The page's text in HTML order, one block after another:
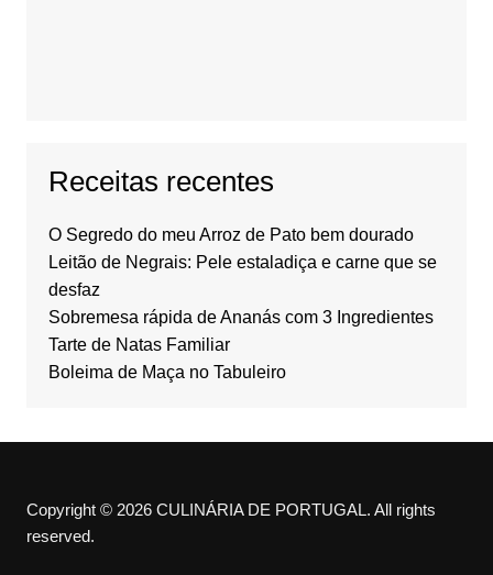
Receitas recentes
O Segredo do meu Arroz de Pato bem dourado
Leitão de Negrais: Pele estaladiça e carne que se
desfaz
Sobremesa rápida de Ananás com 3 Ingredientes
Tarte de Natas Familiar
Boleima de Maça no Tabuleiro
Copyright © 2026 CULINÁRIA DE PORTUGAL. All rights
reserved.